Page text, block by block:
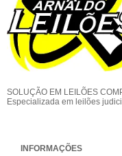
SOLUÇÃO EM LEILÕES
Especializada em leilões
INFORMAÇÕES